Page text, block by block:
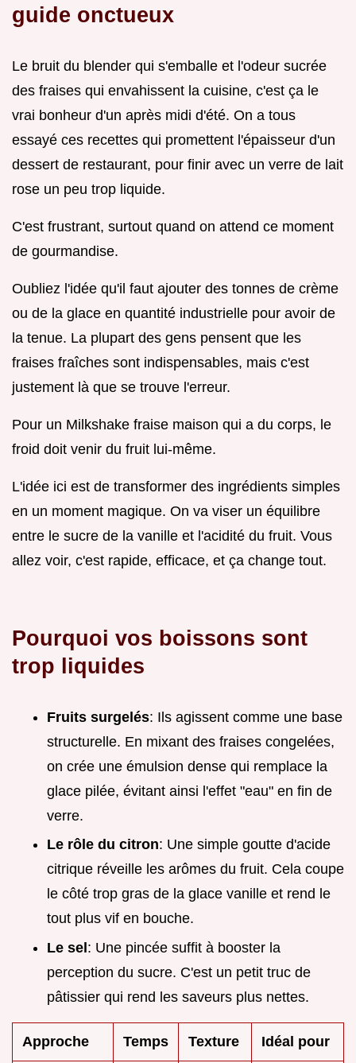
guide onctueux
Le bruit du blender qui s'emballe et l'odeur sucrée
des fraises qui envahissent la cuisine, c'est ça le
vrai bonheur d'un après midi d'été. On a tous
essayé ces recettes qui promettent l'épaisseur d'un
dessert de restaurant, pour finir avec un verre de lait
rose un peu trop liquide.
C'est frustrant, surtout quand on attend ce moment
de gourmandise.
Oubliez l'idée qu'il faut ajouter des tonnes de crème
ou de la glace en quantité industrielle pour avoir de
la tenue. La plupart des gens pensent que les
fraises fraîches sont indispensables, mais c'est
justement là que se trouve l'erreur.
Pour un Milkshake fraise maison qui a du corps, le
froid doit venir du fruit lui-même.
L'idée ici est de transformer des ingrédients simples
en un moment magique. On va viser un équilibre
entre le sucre de la vanille et l'acidité du fruit. Vous
allez voir, c'est rapide, efficace, et ça change tout.
Pourquoi vos boissons sont
trop liquides
Fruits surgelés: Ils agissent comme une base
structurelle. En mixant des fraises congelées,
on crée une émulsion dense qui remplace la
glace pilée, évitant ainsi l'effet "eau" en fin de
verre.
Le rôle du citron: Une simple goutte d'acide
citrique réveille les arômes du fruit. Cela coupe
le côté trop gras de la glace vanille et rend le
tout plus vif en bouche.
Le sel: Une pincée suffit à booster la
perception du sucre. C'est un petit truc de
pâtissier qui rend les saveurs plus nettes.
Approche Temps Texture Idéal pour